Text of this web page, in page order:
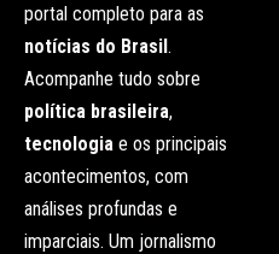
portal completo para as
notícias do Brasil.
Acompanhe tudo sobre
política brasileira,
tecnologia e os principais
acontecimentos, com
análises profundas e
imparciais. Um jornalismo